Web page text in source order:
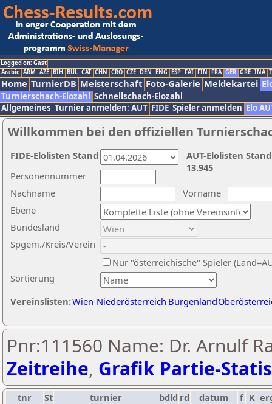
Logged on: Gast
Arabic ARM AZE BIH BUL CAT CHN CRO CZE DEN ENG ESP FAI FIN FRA GER GRE INA
Home TurnierDB Meisterschaft Foto-Galerie Meldekartei
Turnierschach-Elozahl Schnellschach-Elozahl
Allgemeines Turnier anmelden: AUT FIDE Spieler anmelden Elo
Willkommen bei den offiziellen
Nachname
Vorname
Ebene
Sortierung
Personennummer
Bundesland
Spgem./Kreis/Verein
Nur "österreichische" Spieler
Vereinslisten:Wien Niederösterreich Burgenland
AUT-Elolisten
13.945
FIDE-Elolisten Stand
Pnr:111560 Name: Dr. Arnulf
Zeitreihe, Grafik Partie-
tnr St turnier bdld rd datum f K